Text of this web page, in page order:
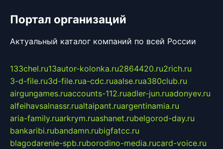
Портал организаций
Актуальный каталог компаний по всей России
133chel.ru13autor-kolonka.ru2864420.ru2rich.ru
3-d-file.ru3d-file.rua-cdc.ruaalse.rua380club.ru
airgungames.ruaccounts-112.ruadler-jun.ruadonyev.ru
alfeihavsalnassr.rualtaipant.ruargentinamia.ru
aria-family.ruarkrym.ruashanet.rubelgorod-day.ru
bankaribi.rubandamn.rubigfatcc.ru
blagodarenie-spb.ruborodino-media.rucard-voice.ru